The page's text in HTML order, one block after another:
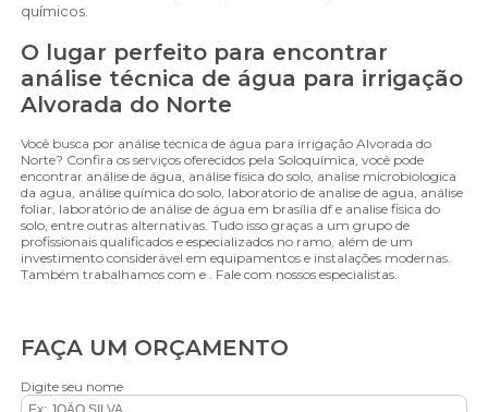
químicos.
O lugar perfeito para encontrar
análise técnica de água para irrigação
Alvorada do Norte
Você busca por análise técnica de água para irrigação Alvorada do
Norte? Confira os serviços oferecidos pela Soloquímica, você pode
encontrar análise de água, análise física do solo, analise microbiologica
da agua, análise química do solo, laboratorio de analise de agua, análise
foliar, laboratório de análise de água em brasília df e analise fisica do
solo, entre outras alternativas. Tudo isso graças a um grupo de
profissionais qualificados e especializados no ramo, além de um
investimento considerável em equipamentos e instalações modernas.
Também trabalhamos com e . Fale com nossos especialistas.
FAÇA UM ORÇAMENTO
Digite seu nome